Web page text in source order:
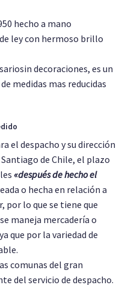
hecho a mano
ley con hermoso brillo
decoraciones, es un
medidas mas reducidas
el despacho y su dirección
de Chile, el plazo
«después de hecho el
o hecha en relación a
por lo que se tiene que
maneja mercadería o
que por la variedad de
comunas del gran
del servicio de despacho.